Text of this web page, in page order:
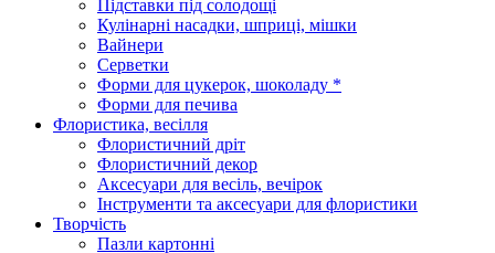
Підставки під солодощі
Кулінарні насадки, шприці, мішки
Вайнери
Серветки
Форми для цукерок, шоколаду *
Форми для печива
Флористика, весілля
Флористичний дріт
Флористичний декор
Аксесуари для весіль, вечірок
Інструменти та аксесуари для флористики
Творчість
Пазли картонні